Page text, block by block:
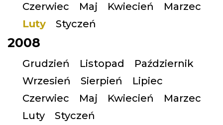
Czerwiec
Maj Kwiecień
Marzec
Luty
Styczeń
2008
Grudzień Listopad
Październik
Wrzesień
Sierpień
Lipiec
Czerwiec
Maj Kwiecień
Marzec
Luty
Styczeń